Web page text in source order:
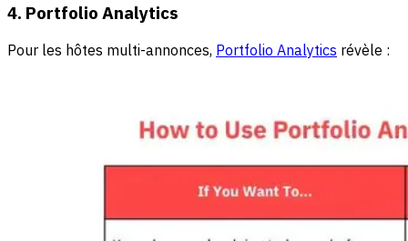
4. Portfolio Analytics
Pour les hôtes multi-annonces, Portfolio Analytics révèle :